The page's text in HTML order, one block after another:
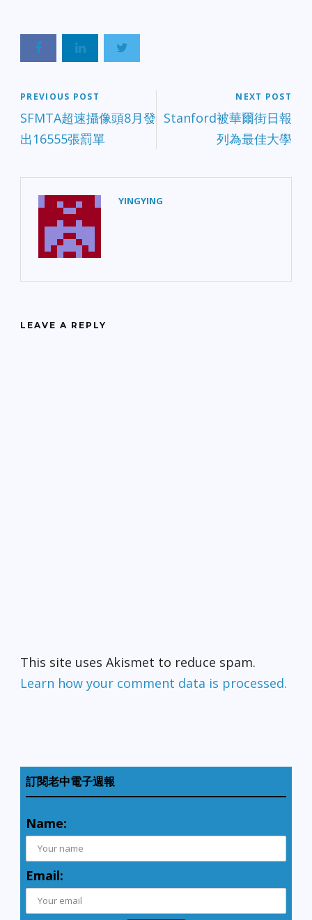
PREVIOUS POST
SFMTA超速攝像頭8月發
出16555張罰單
NEXT POST
Stanford被華爾街日報
列為最佳大學
YINGYING
LEAVE A REPLY
This site uses Akismet to reduce spam.
Learn how your comment data is processed.
訂閱老中電子週報
Name:
Email: